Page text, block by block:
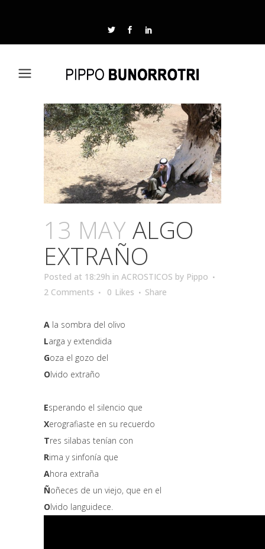
13 MAY ALGO
EXTRAÑO
Posted at 18:29h in ACROSTICOS by Pippo
2 Comments
0 Likes Share
A la sombra del olivo
Larga y extendida
Goza el gozo del
Olvido extraño
Esperando el silencio que
Xerografiaste en su recuerdo
Tres silabas tenían con
Rima y sinfonía que
Ahora extraña
Ñoñeces de un viejo, que en el
Olvido languidece.